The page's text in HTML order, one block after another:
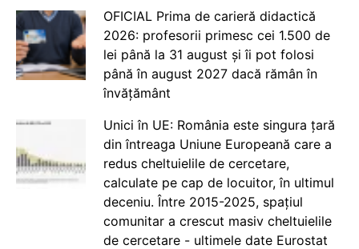
OFICIAL Prima de carieră didactică
2026: profesorii primesc cei 1.500 de
lei până la 31 august și îi pot folosi
până în august 2027 dacă rămân în
învățământ
Unici în UE: România este singura țară
din întreaga Uniune Europeană care a
redus cheltuielile de cercetare,
calculate pe cap de locuitor, în ultimul
deceniu. Între 2015-2025, spațiul
comunitar a crescut masiv cheltuielile
de cercetare - ultimele date Eurostat